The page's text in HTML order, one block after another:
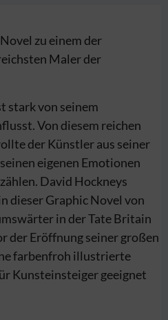
zu einem der
Maler der
stark von seinem
Von diesem reichen
der Künstler aus seiner
eigenen Emotionen
David Hockneys
dieser Graphic Novel von
in der Tate Britain
der Eröffnung seiner großen
farbenfroh illustrierte
Kunsteinsteiger geeignet